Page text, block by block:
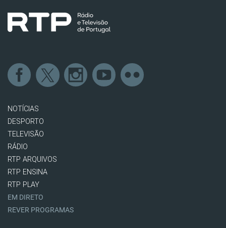
NOTÍCIAS
DESPORTO
TELEVISÃO
RÁDIO
RTP ARQUIVOS
RTP ENSINA
RTP PLAY
EM DIRETO
REVER PROGRAMAS